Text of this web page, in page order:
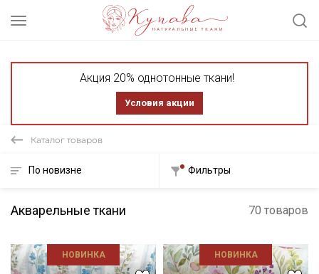
Акция 20% однотонные ткани!
Условия акции
Каталог товаров
По новизне Фильтры
Акварельные ткани 70 товаров
НОВИНКА НОВИНКА